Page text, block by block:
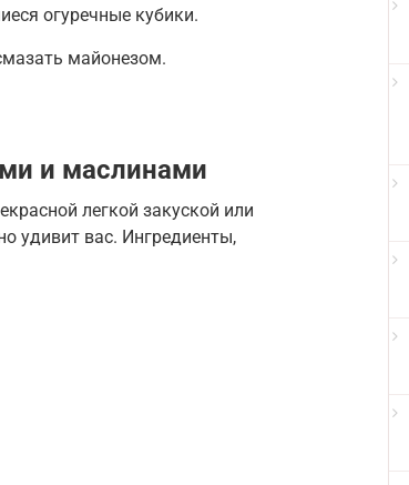
огуречные кубики.
майонезом.
и маслинами
легкой закуской или
удивит вас. Ингредиенты,